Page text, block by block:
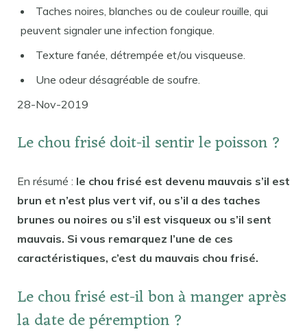
Taches noires, blanches ou de couleur rouille, qui
peuvent signaler une infection fongique.
Texture fanée, détrempée et/ou visqueuse.
Une odeur désagréable de soufre.
28-Nov-2019
Le chou frisé doit-il sentir le poisson ?
En résumé : le chou frisé est devenu mauvais s’il est
brun et n’est plus vert vif, ou s’il a des taches
brunes ou noires ou s’il est visqueux ou s’il sent
mauvais. Si vous remarquez l’une de ces
caractéristiques, c’est du mauvais chou frisé.
Le chou frisé est-il bon à manger après
la date de péremption ?